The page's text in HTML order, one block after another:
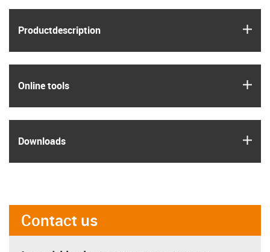
Product­description
Online tools
Downloads
Contact us